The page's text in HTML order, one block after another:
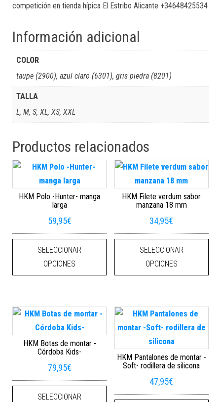
competición en tienda hípica El Estribo Alicante +34648425534
Información adicional
COLOR
taupe (2900), azul claro (6301), gris piedra (8201)
TALLA
L, M, S, XL, XS, XXL
Productos relacionados
HKM Polo -Hunter- manga
larga
59,95€
SELECCIONAR
OPCIONES
Este producto tiene múltiples
HKM Filete verdum sabor
manzana 18 mm
34,95€
SELECCIONAR
OPCIONES
HKM Botas de montar -
Córdoba Kids-
79,95€
SELECCIONAR
Este producto tiene múltiples
HKM Pantalones de montar -
Soft- rodillera de silicona
47,95€